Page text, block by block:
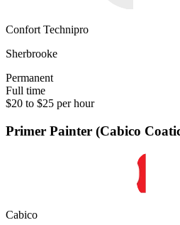
Confort Technipro
Sherbrooke
Permanent
Full time
$20 to $25 per hour
Primer Painter (Cabico
Cabico